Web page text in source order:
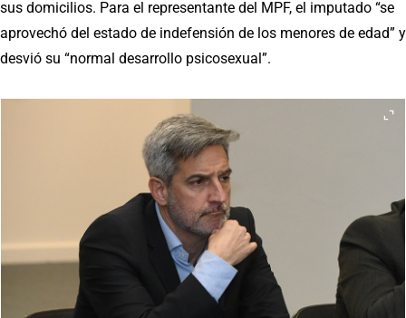
sus domicilios. Para el representante del MPF, el imputado “se
aprovechó del estado de indefensión de los menores de edad” y
desvió su “normal desarrollo psicosexual”.